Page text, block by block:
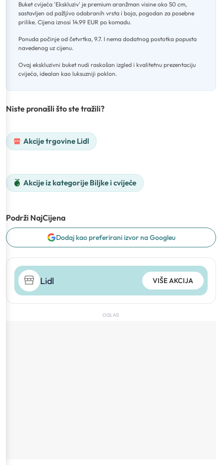
Buket cvijeća 'Ekskluziv' je premium aranžman visine oko 50 cm,
sastavljen od pažljivo odabranih vrsta i boja, pogodan za posebne
prilike. Cijena iznosi 14.99 EUR po komadu.
Ponuda počinje od četvrtka, 9.7. I nema dodatnog postotka popusta
navedenog uz cijenu.
Ovaj ekskluzivni buket nudi raskošan izgled i kvalitetnu prezentaciju
cvijeća, idealan kao luksuzniji poklon.
Niste pronašli što ste tražili?
Akcije trgovine Lidl
Akcije iz kategorije Biljke i cvijeće
Podrži NajCijena
Dodaj kao preferirani izvor na Googleu
Lidl VIŠE AKCIJA
OGLAS